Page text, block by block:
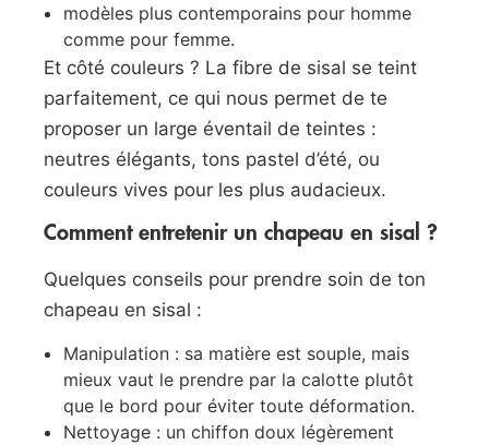
modèles plus contemporains pour homme
comme pour femme.
Et côté couleurs ? La fibre de sisal se teint
parfaitement, ce qui nous permet de te
proposer un large éventail de teintes :
neutres élégants, tons pastel d’été, ou
couleurs vives pour les plus audacieux.
Comment entretenir un chapeau en sisal ?
Quelques conseils pour prendre soin de ton
chapeau en sisal :
Manipulation : sa matière est souple, mais
mieux vaut le prendre par la calotte plutôt
que le bord pour éviter toute déformation.
Nettoyage : un chiffon doux légèrement